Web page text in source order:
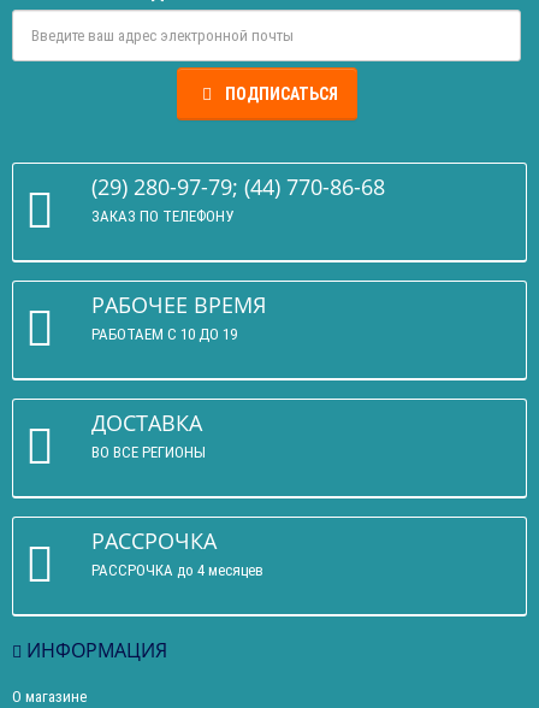
ПОДПИСАТЬСЯ
(29) 280-97-79; (44) 770-86-68
ЗАКАЗ ПО ТЕЛЕФОНУ
РАБОЧЕЕ ВРЕМЯ
РАБОТАЕМ С 10 ДО 19
ДОСТАВКА
ВО ВСЕ РЕГИОНЫ
РАССРОЧКА
РАССРОЧКА до 4 месяцев
ИНФОРМАЦИЯ
О магазине